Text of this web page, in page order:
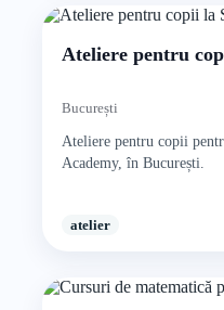
Ateliere pentru
București
Ateliere pentru copii
Academy, în București.
atelier